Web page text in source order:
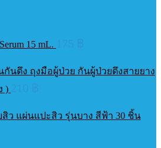
15 mL.
กันดึง ถุงมือผู้ป่วย กันผู้ป่วยดึงสายยาง
)
สิว แผ่นแปะสิว รุ่นบาง สีฟ้า 30 ชิ้น